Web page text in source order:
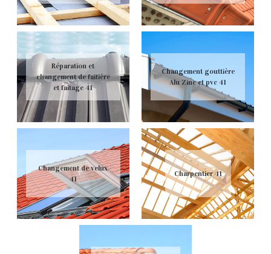
Réparation et
changement de faitière
et faitage 41
Changement gouttière
Alu Zinc et pvc 41
Changement de velux
41
Charpentier 41